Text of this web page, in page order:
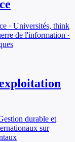
· Universités, think
de l'information ·
durable et
sur